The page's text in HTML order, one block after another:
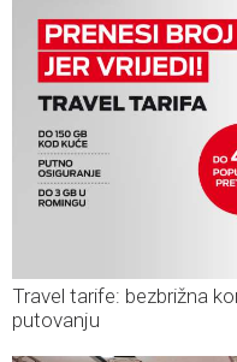
Travel tarife: bezbrižna
putovanju